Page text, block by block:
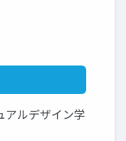
アルデザイン学